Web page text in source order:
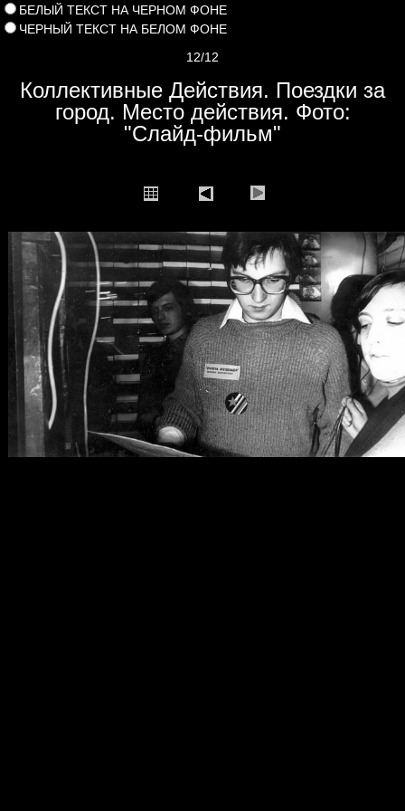
БЕЛЫЙ ТЕКСТ НА ЧЕРНОМ ФОНЕ
ЧЕРНЫЙ ТЕКСТ НА БЕЛОМ ФОНЕ
12/12
Коллективные Действия. Поездки за
город. Место действия. Фото:
"Слайд-фильм"